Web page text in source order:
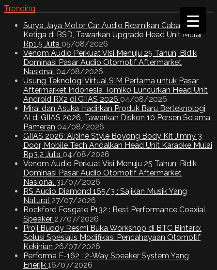
Trending
Surya Jaya Motor Car Audio Resmikan Cabang
Ketiga di BSD, Tawarkan Upgrade Head Unit Mulai
Rp1,5 Juta 05/08/2026
Venom Audio Perkuat Visi Menuju 25 Tahun, Bidik
Dominasi Pasar Audio Otomotif Aftermarket
Nasional 04/08/2026
Usung Teknologi Virtual SIM Pertama untuk Pasar
Aftermarket Indonesia Tomiko Luncurkan Head Unit
Android RX2 di GIIAS 2026 04/08/2026
Mirai dan Asuka Hadirkan Produk Baru Berteknologi
AI di GIIAS 2026, Tawarkan Diskon 10 Persen Selama
Pameran 04/08/2026
GIIAS 2026: Alpine Style Boyong Body Kit Jimny 3
Door, Mobile Tech Andalkan Head Unit Karaoke Mulai
Rp3,2 Juta 04/08/2026
Venom Audio Perkuat Visi Menuju 25 Tahun, Bidik
Dominasi Pasar Audio Otomotif Aftermarket
Nasional 31/07/2026
RS Audio Diamond 165/3 : Sajikan Musik Yang
Natural 27/07/2026
Rockford Fosgate P132 : Best Performance Coaxial
Speaker 27/07/2026
Proji Buddy Resmi Buka Workshop di BTC Bintaro:
Solusi Spesialis Modifikasi Pencahayaan Otomotif
Kekinian 26/07/2026
Performa F-162 : 2-Way Speaker System Yang
Enerjik 16/07/2026